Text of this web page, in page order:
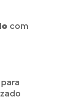
com
para